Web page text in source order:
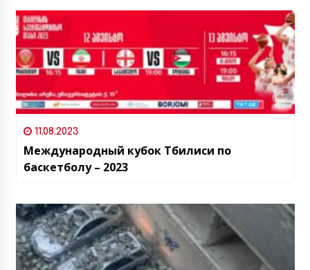
11.08.2023
Международный кубок Тбилиси по
баскетболу – 2023